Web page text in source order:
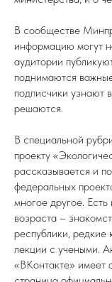
В сообществе
информацию могут
аудитории
поднимаются
подписчики узнают
решаются.
В специальной
проекту
рассказывается и
федеральных
многое другое.
возраста –
республики, редкие
лекции с учеными.
«ВКонтакте» имеет